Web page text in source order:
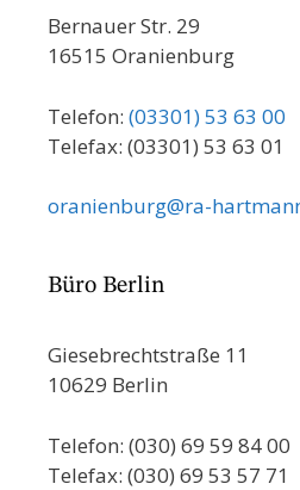
Bernauer Str. 29
16515 Oranienburg
Telefon: (03301) 53 63 00
Telefax: (03301) 53 63 01
oranienburg@ra-
Büro Berlin
Giesebrechtstraße 11
10629 Berlin
Telefon: (030) 69 59 84 00
Telefax: (030) 69 53 57 71